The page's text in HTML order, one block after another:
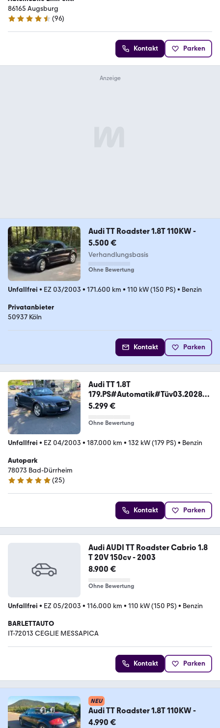
86165 Augsburg
4.7 Sterne
(96)
Kontakt Parken
Audi TT Roadster 1.8T 110KW -
5.500 €
Verhandlungsbasis
Ohne Bewertung
Unfallfrei • EZ 03/2003 • 171.600 km • 110 kW (150 PS) • Benzin
Privatanbieter
50937 Köln
Kontakt Parken
Audi TT 1.8T
179.PS#Automatik#Tüv03.2028#
Vollleder
5.299 €
Ohne Bewertung
Unfallfrei • EZ 04/2003 • 187.000 km • 132 kW (179 PS) • Benzin
Autopark
78073 Bad-Dürrheim
4.9 Sterne
(25)
Kontakt Parken
Audi AUDI TT Roadster Cabrio 1.8
T 20V 150cv - 2003
8.900 €
Ohne Bewertung
Unfallfrei • EZ 05/2003 • 116.000 km • 110 kW (150 PS) • Benzin
BARLETTAUTO
IT-72013 CEGLIE MESSAPICA
Kontakt Parken
NEU
Audi TT Roadster 1.8T 110KW -
4.990 €